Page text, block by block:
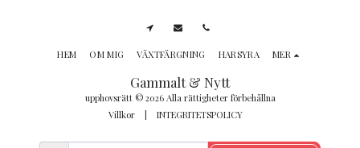
Gammalt & Nytt
upphovsrätt © 2026 Alla rättigheter förbehållna
Villkor| INTEGRITETSPOLICY
HEM OM MIG VÄXTFÄRGNING HARSYRA MER